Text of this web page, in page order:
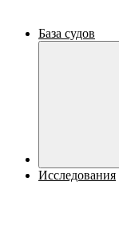
База судов
Исследования